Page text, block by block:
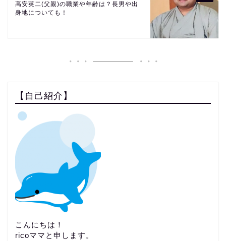
高安英二(父親)の職業や年齢は？長男や出
身地についても！
【自己紹介】
こんにちは！
ricoママと申します。